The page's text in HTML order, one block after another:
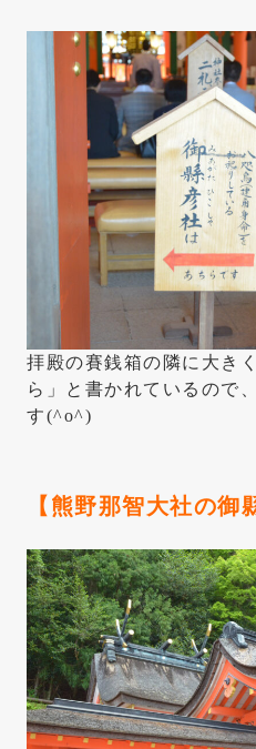
拝殿の賽銭箱の隣に大き
ら」と書かれているので
す(^o^)
【熊野那智大社の御